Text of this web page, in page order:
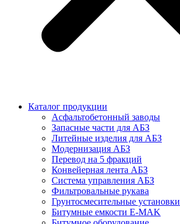
Каталог продукции
Асфальтобетонный заводы
Запасные части для АБЗ
Литейные изделия для АБЗ
Модернизация АБЗ
Перевод на 5 фракций
Конвейерная лента АБЗ
Система управления АБЗ
Фильтровальные рукава
Грунтосмесительные установки
Битумные емкости E-MAK